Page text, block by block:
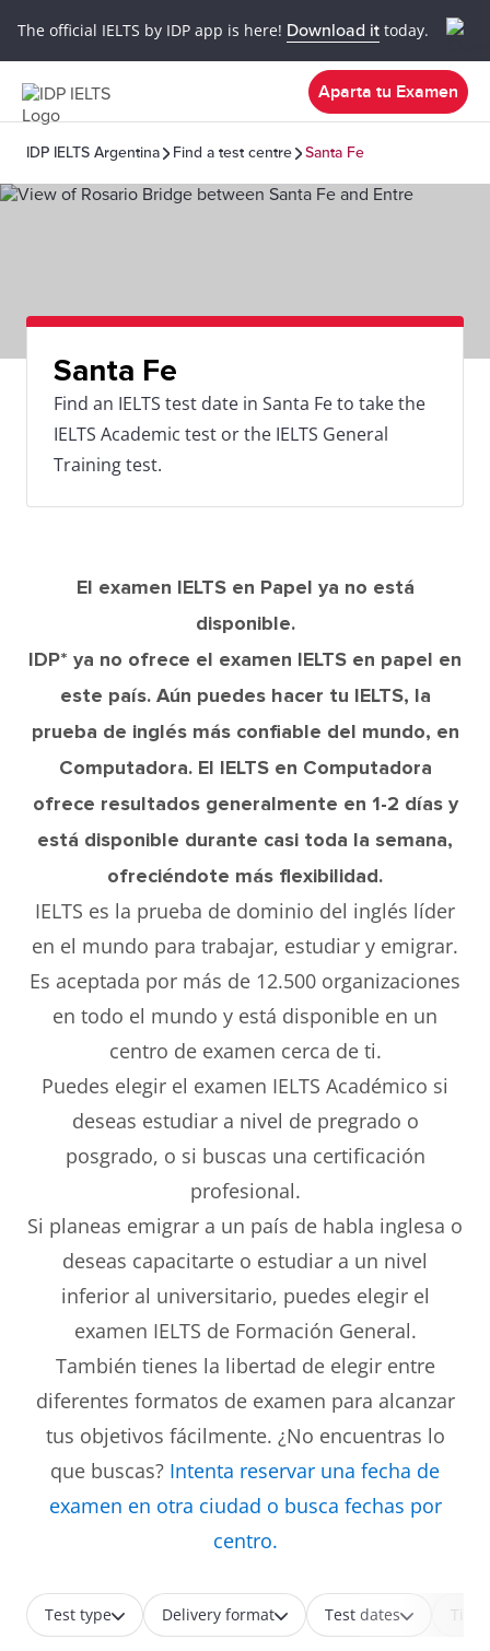
The official IELTS by IDP app is here! Download it today.
Aparta tu Examen
IDP IELTS Argentina Find a test centre Santa Fe
Santa Fe
Find an IELTS test date in Santa Fe to take the
IELTS Academic test or the IELTS General
Training test.
El examen IELTS en Papel ya no está
disponible.
IDP* ya no ofrece el examen IELTS en papel en
este país. Aún puedes hacer tu IELTS, la
prueba de inglés más confiable del mundo, en
Computadora. El IELTS en Computadora
ofrece resultados generalmente en 1-2 días y
está disponible durante casi toda la semana,
ofreciéndote más flexibilidad.
IELTS es la prueba de dominio del inglés líder
en el mundo para trabajar, estudiar y emigrar.
Es aceptada por más de 12.500 organizaciones
en todo el mundo y está disponible en un
centro de examen cerca de ti.
Puedes elegir el examen IELTS Académico si
deseas estudiar a nivel de pregrado o
posgrado, o si buscas una certificación
profesional.
Si planeas emigrar a un país de habla inglesa o
deseas capacitarte o estudiar a un nivel
inferior al universitario, puedes elegir el
examen IELTS de Formación General.
También tienes la libertad de elegir entre
diferentes formatos de examen para alcanzar
tus objetivos fácilmente. ¿No encuentras lo
que buscas? Intenta reservar una fecha de
examen en otra ciudad o busca fechas por
centro.
Test type Delivery format Test dates